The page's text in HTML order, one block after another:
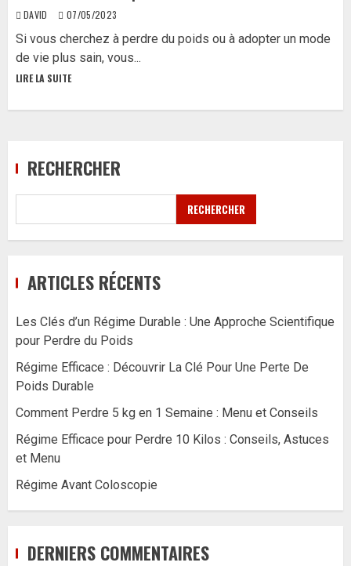
DAVID 07/05/2023
Si vous cherchez à perdre du poids ou à adopter un mode
de vie plus sain, vous...
LIRE LA SUITE
RECHERCHER
RECHERCHER
ARTICLES RÉCENTS
Les Clés d’un Régime Durable : Une Approche Scientifique
pour Perdre du Poids
Régime Efficace : Découvrir La Clé Pour Une Perte De
Poids Durable
Comment Perdre 5 kg en 1 Semaine : Menu et Conseils
Régime Efficace pour Perdre 10 Kilos : Conseils, Astuces
et Menu
Régime Avant Coloscopie
DERNIERS COMMENTAIRES